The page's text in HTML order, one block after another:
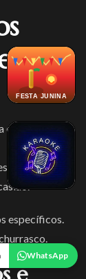
diferença no
Peça
específicos.
e
WhatsApp
FESTA JUNINA